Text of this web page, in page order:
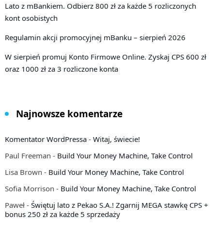
Lato z mBankiem. Odbierz 800 zł za każde 5 rozliczonych
kont osobistych
Regulamin akcji promocyjnej mBanku – sierpień 2026
W sierpień promuj Konto Firmowe Online. Zyskaj CPS 600 zł
oraz 1000 zł za 3 rozliczone konta
Najnowsze komentarze
Komentator WordPressa - Witaj, świecie!
Paul Freeman - Build Your Money Machine, Take Control
Lisa Brown - Build Your Money Machine, Take Control
Sofia Morrison - Build Your Money Machine, Take Control
Paweł - Świętuj lato z Pekao S.A.! Zgarnij MEGA stawkę CPS +
bonus 250 zł za każde 5 sprzedaży